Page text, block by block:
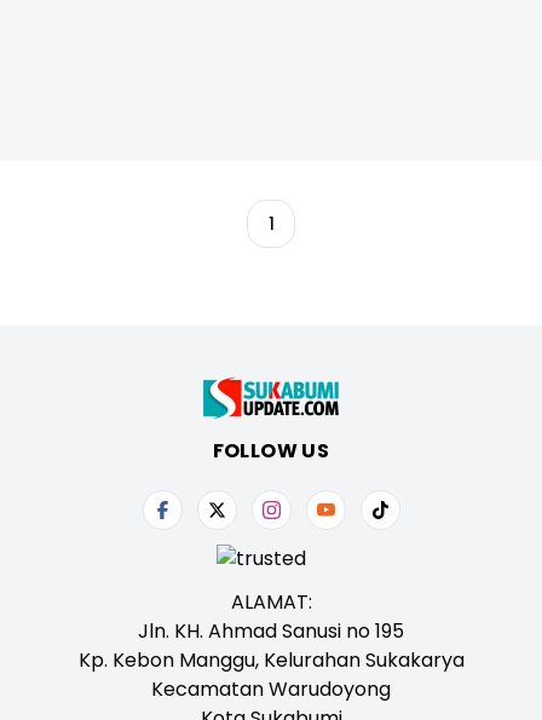
1
FOLLOW US
ALAMAT:
Jln. KH. Ahmad Sanusi no 195
Kp. Kebon Manggu, Kelurahan Sukakarya
Kecamatan Warudoyong